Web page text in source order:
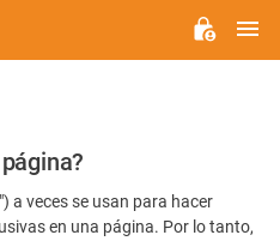
a veces se usan para hacer
en una página. Por lo tanto,